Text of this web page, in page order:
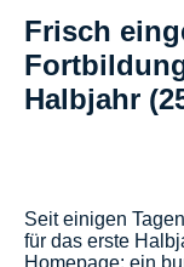
Frisch
Halbjahr
Seit einigen
für das erste
Homepage: ein